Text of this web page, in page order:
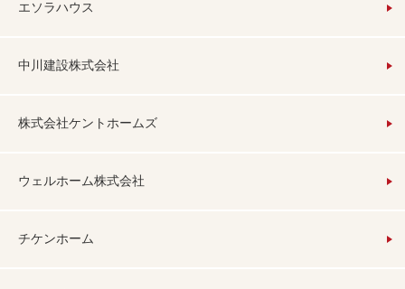
エソラハウス
中川建設株式会社
株式会社ケントホームズ
ウェルホーム株式会社
チケンホーム